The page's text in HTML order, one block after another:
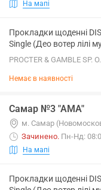
На мапі
Прокладки щоденні
Single (Део вотер лілі
PROCTER & GAMBLE SP.
Немає в наявності
Самар №3 "АМА"
м. Самар
Зачинено. Пн-Нд:
На мапі
Прокладки щоденні